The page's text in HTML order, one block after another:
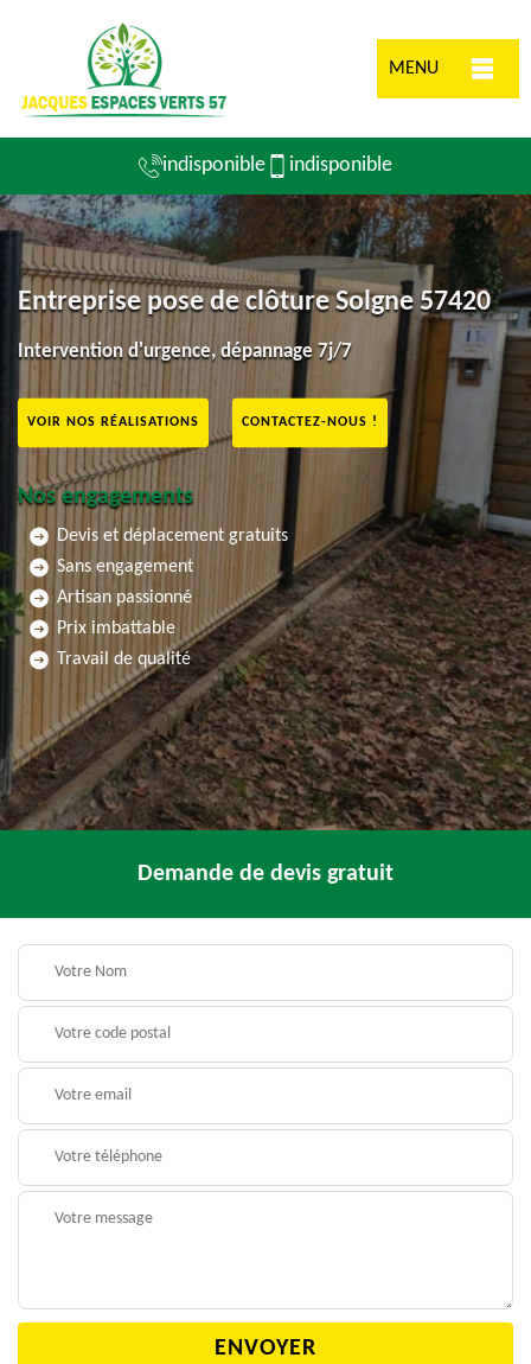
MENU
indisponible indisponible
Entreprise pose de clôture Solgne 57420
Intervention d'urgence, dépannage 7j/7
VOIR NOS RÉALISATIONS CONTACTEZ-NOUS !
Nos engagements
Devis et déplacement gratuits
Sans engagement
Artisan passionné
Prix imbattable
Travail de qualité
Demande de devis gratuit